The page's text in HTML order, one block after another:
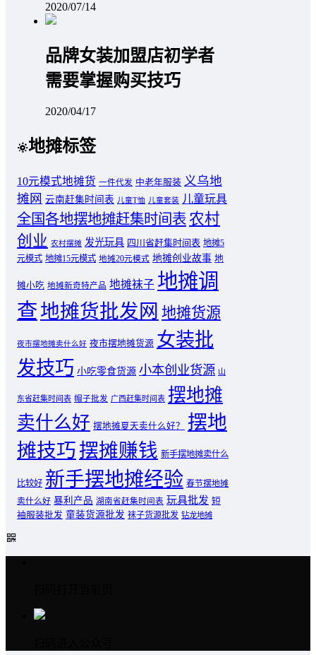
2020/07/14
品牌女装加盟店初学者
需要掌握购买技巧
2020/04/17
地摊标签
10元模式地摊货 一件代发 中老年服装 义乌地
摊网 云南赶集时间表 儿童T恤 儿童套装 儿童玩具
全国各地摆地摊赶集时间表 农村
创业 农村摆摊 发光玩具 四川省赶集时间表 地摊5
元模式 地摊15元模式 地摊20元模式 地摊创业故事 地
摊小吃 地摊新奇特产品 地摊袜子 地摊调
查地摊货批发网 地摊货源
夜市摆地摊卖什么好 夜市摆地摊货源 女装批
发技巧 小吃零食货源 小本创业货源 山
东省赶集时间表 帽子批发 广西赶集时间表 摆地摊
卖什么好 摆地摊夏天卖什么好？
摆地
摊技巧摆摊赚钱 新手摆地摊卖什么
比较好 新手摆地摊经验 春节摆地摊
卖什么好 暴利产品 湖南省赶集时间表 玩具批发 短
袖服装批发 童装货源批发 袜子货源批发 钻龙地摊